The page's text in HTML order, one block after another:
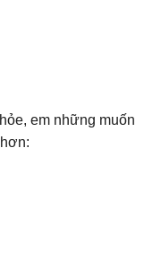
em những muốn